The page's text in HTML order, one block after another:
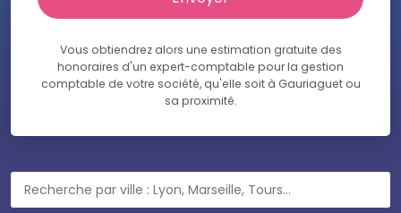
Vous obtiendrez alors une estimation gratuite des
honoraires d'un expert-comptable pour la gestion
comptable de votre société, qu'elle soit à Gauriaguet ou
sa proximité.